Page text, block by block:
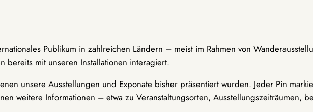
Publikum in zahlreichen Ländern – meist im Rahmen von
bereits mit unseren Installationen interagiert.
unsere Ausstellungen und Exponate bisher präsentiert wurden. Jeder Pin
weitere Informationen – etwa zu Veranstaltungsorten, Ausstellungszeiträumen,